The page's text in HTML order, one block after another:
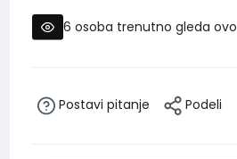
6 osoba trenutno gleda ovo
Postavi pitanje Podeli